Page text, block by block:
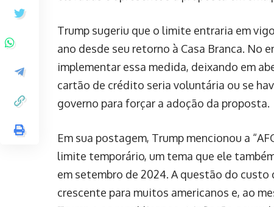
Trump sugeriu que o limite entraria em
ano desde seu retorno à Casa Branca. No
implementar essa medida, deixando em
cartão de crédito seria voluntária ou se
governo para forçar a adoção da proposta.
Em sua postagem, Trump mencionou a
limite temporário, um tema que ele
em setembro de 2024. A questão do
crescente para muitos americanos e, ao